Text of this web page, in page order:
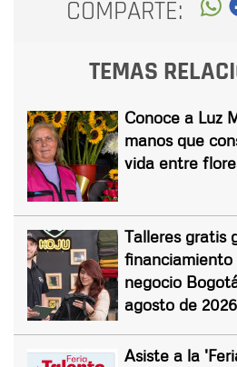
COMPARTE:
TEMAS
Conoce a Luz
manos que
vida entre
Talleres gratis
negocio
agosto de 2026
Asiste a la